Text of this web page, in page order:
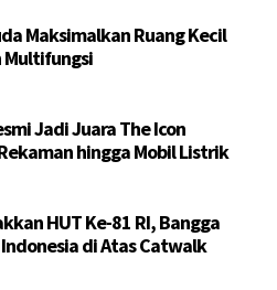
Maksimalkan Ruang Kecil
Multifungsi
Jadi Juara The Icon
hingga Mobil Listrik
HUT Ke-81 RI, Bangga
di Atas Catwalk